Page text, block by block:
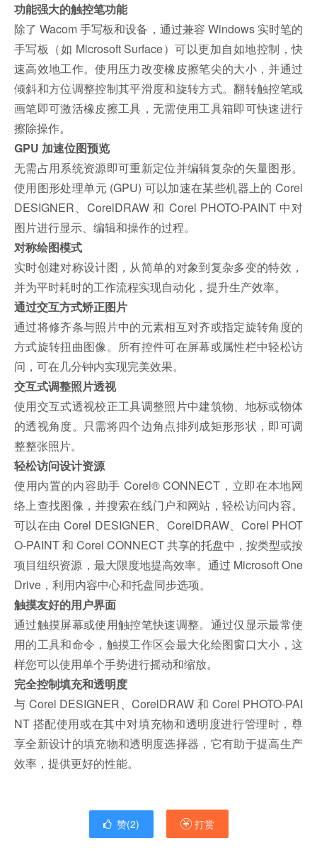
功能强大的触控笔功能
除了 Wacom 手写板和设备，通过兼容 Windows 实时笔的
手写板（如 Microsoft Surface）可以更加自如地控制，快
速高效地工作。使用压力改变橡皮擦笔尖的大小，并通过
倾斜和方位调整控制其平滑度和旋转方式。翻转触控笔或
画笔即可激活橡皮擦工具，无需使用工具箱即可快速进行
擦除操作。
GPU 加速位图预览
无需占用系统资源即可重新定位并编辑复杂的矢量图形。
使用图形处理单元 (GPU) 可以加速在某些机器上的 Corel
DESIGNER、CorelDRAW 和 Corel PHOTO-PAINT 中对
图片进行显示、编辑和操作的过程。
对称绘图模式
实时创建对称设计图，从简单的对象到复杂多变的特效，
并为平时耗时的工作流程实现自动化，提升生产效率。
通过交互方式矫正图片
通过将修齐条与照片中的元素相互对齐或指定旋转角度的
方式旋转扭曲图像。所有控件可在屏幕或属性栏中轻松访
问，可在几分钟内实现完美效果。
交互式调整照片透视
使用交互式透视校正工具调整照片中建筑物、地标或物体
的透视角度。只需将四个边角点排列成矩形形状，即可调
整整张照片。
轻松访问设计资源
使用内置的内容助手 Corel® CONNECT，立即在本地网
络上查找图像，并搜索在线门户和网站，轻松访问内容。
可以在由 Corel DESIGNER、CorelDRAW、Corel PHOT
O-PAINT 和 Corel CONNECT 共享的托盘中，按类型或按
项目组织资源，最大限度地提高效率。通过 Microsoft One
Drive，利用内容中心和托盘同步选项。
触摸友好的用户界面
通过触摸屏幕或使用触控笔快速调整。通过仅显示最常使
用的工具和命令，触摸工作区会最大化绘图窗口大小，这
样您可以使用单个手势进行摇动和缩放。
完全控制填充和透明度
与 Corel DESIGNER、CorelDRAW 和 Corel PHOTO-PAI
NT 搭配使用或在其中对填充物和透明度进行管理时，尊
享全新设计的填充物和透明度选择器，它有助于提高生产
效率，提供更好的性能。
赞(2) 打赏